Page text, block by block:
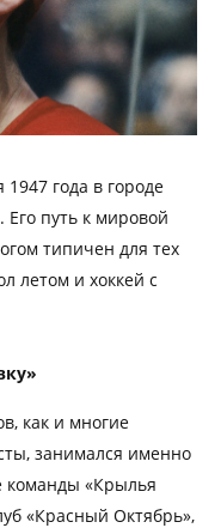
года в городе
Его путь к мировой
типичен для тех
летом и хоккей с
как и многие
занимался именно
команды «Крылья
«Красный Октябрь»,